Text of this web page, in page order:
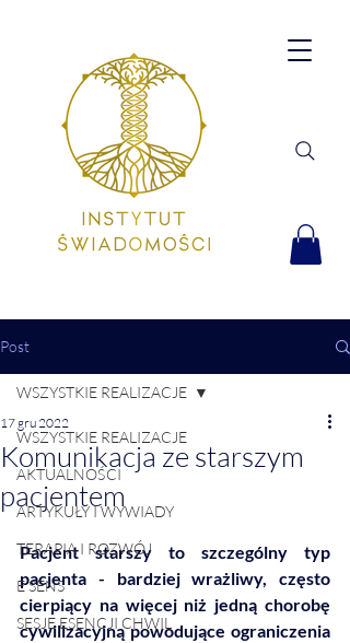
Post
WSZYSTKIE REALIZACJE
AKTUALNOŚCI
ARTYKUŁY I WYWIADY
TERAPIA I ROZWÓJ
E SENS
SESJE ESENCJI CHWIL
WSZYSTKIE REALIZACJE
Komunikacja ze starszym
pacjentem
17 gru 2022
Pacjent starszy to szczególny typ
pacjenta - bardziej wrażliwy, często
cierpiący na więcej niż jedną chorobę
cywilizacyjną powodujące ograniczenia